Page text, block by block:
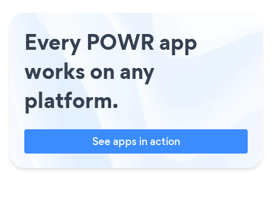
Every POWR app
works on any
platform.
See apps in action